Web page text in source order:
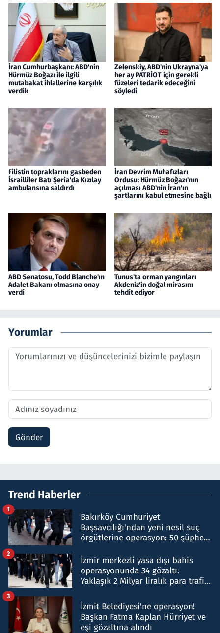
İran Cumhurbaşkanı: ABD'nin
Hürmüz Boğazı ile ilgili
mutabakat ihlallerine karşılık
verdik
Zelenskiy, ABD'nin Ukrayna'ya
her ay PATRİOT için gerekli
füzeleri tedarik edeceğini
söyledi
Filistin topraklarını gasbeden
İsrailliler Batı Şeria'da Kızılay
ambulansına saldırdı
İran Devrim Muhafızları
Ordusu: Hürmüz Boğazı'nın
açılması ABD'nin İran'ın
şartlarını kabul etmesine bağlı
ABD Senatosu, Todd Blanche'ın
Adalet Bakanı olmasına onay
verdi
Tunus'ta orman yangınları
Akdeniz'in doğal mirasını
tehdit ediyor
Yorumlar
Gönder
Trend Haberler
Bakırköy Cumhuriyet
Başsavcılığı'ndan yeni nesil suç
örgütlerine operasyon: 50 şüpheli
1
İzmir merkezli yasa dışı bahis
operasyonunda 34 gözaltı:
Yaklaşık 2 Milyar liralık para trafiği
2
İzmit Belediyesi'ne operasyon!
Başkan Fatma Kaplan Hürriyet ve
eşi gözaltına alındı
3